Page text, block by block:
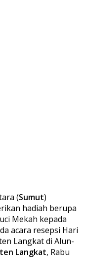
(Sumut)
hadiah berupa
Mekah kepada
acara resepsi Hari
Langkat di Alun-
Langkat, Rabu